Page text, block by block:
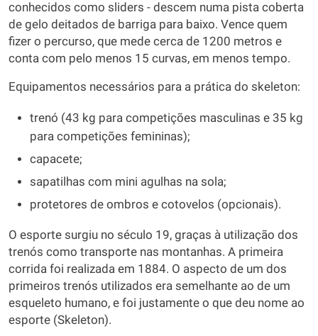
conhecidos como sliders - descem numa pista coberta
de gelo deitados de barriga para baixo. Vence quem
fizer o percurso, que mede cerca de 1200 metros e
conta com pelo menos 15 curvas, em menos tempo.
Equipamentos necessários para a prática do skeleton:
trenó (43 kg para competições masculinas e 35 kg
para competições femininas);
capacete;
sapatilhas com mini agulhas na sola;
protetores de ombros e cotovelos (opcionais).
O esporte surgiu no século 19, graças à utilização dos
trenós como transporte nas montanhas. A primeira
corrida foi realizada em 1884. O aspecto de um dos
primeiros trenós utilizados era semelhante ao de um
esqueleto humano, e foi justamente o que deu nome ao
esporte (Skeleton).